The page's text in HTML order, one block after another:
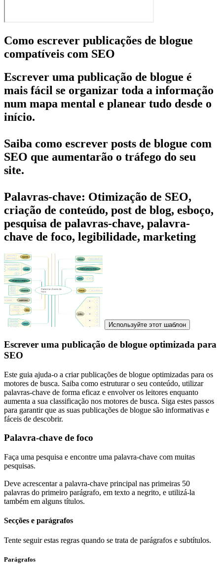
Como escrever publicações de blogue
compatíveis com SEO
Escrever uma publicação de blogue é
mais fácil se organizar toda a informação
num mapa mental e planear tudo desde o
início.
Saiba como escrever posts de blogue com
SEO que aumentarão o tráfego do seu
site.
Palavras-chave: Otimização de SEO,
criação de conteúdo, post de blog, esboço,
pesquisa de palavras-chave, palavra-
chave de foco, legibilidade, marketing
Используйте этот шаблон
Escrever uma publicação de blogue optimizada para
SEO
Este guia ajuda-o a criar publicações de blogue optimizadas para os
motores de busca. Saiba como estruturar o seu conteúdo, utilizar
palavras-chave de forma eficaz e envolver os leitores enquanto
aumenta a sua classificação nos motores de busca. Siga estes passos
para garantir que as suas publicações de blogue são informativas e
fáceis de descobrir.
Palavra-chave de foco
Faça uma pesquisa e encontre uma palavra-chave com muitas
pesquisas.
Deve acrescentar a palavra-chave principal nas primeiras 50
palavras do primeiro parágrafo, em texto a negrito, e utilizá-la
também em alguns títulos.
Secções e parágrafos
Tente seguir estas regras quando se trata de parágrafos e subtítulos.
Parágrafos